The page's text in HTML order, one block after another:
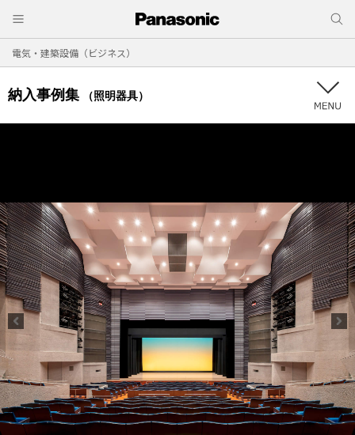
電気・建築設備（ビジネス）
納入事例集 （照明器具）